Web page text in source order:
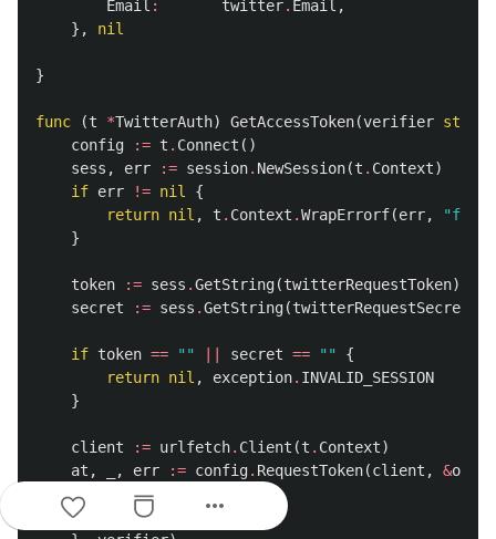
Email : twitter. Email ,
},
nil
}
func (t *TwitterAuth) GetAccessToken(verifier string
config
:= t . Connect ()
sess , err := session. NewSession(t . Context)
if err != nil
{
return nil , t . Context .WrapErrorf(err,
}
token := sess .GetString(twitterRequestToken)
secret
:= sess .GetString(twitterRequestSecret
if token == "" secret == ""
{
return nil , exception. INVALID_SESSION
}
client := urlfetch. Client (t . Context)
at , , err := config. RequestToken(client , &oauth
Token:
Secret
more_horiz